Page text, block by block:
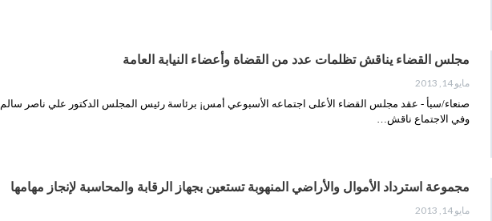
مجلس القضاء يناقش تظلمات عدد من القضاة وأعضاء النيابة العامة
مايو 14, 2013
صنعاء/سبأ - عقد مجلس القضاء الأعلى اجتماعه الأسبوعي أمس¡ برئاسة رئيس المجلس الدكتور علي ناصر سالم .
وفي الاجتماع ناقش…
مجموعة استرداد الأموال والأراضي المنهوبة تستعين بجهاز الرقابة والمحاسبة لإنجاز مهامها
مايو 14, 2013